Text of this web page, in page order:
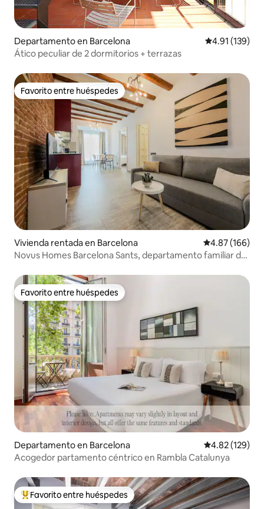
Departamento en Barcelona Calificación
4.91 (139)
Ático peculiar de 2 dormitorios + terrazas
Favorito entre huéspedes
Favorito entre huéspedes
Vivienda rentada en Barcelona Calificación
4.87 (166)
Novus Homes Barcelona Sants, departamento familiar de
Favorito entre huéspedes
Favorito entre huéspedes
Departamento en Barcelona Calificación
4.82 (129)
Acogedor partamento céntrico en Rambla Catalunya
De los mejores en Favorito entre huéspedes
Favorito entre huéspedes